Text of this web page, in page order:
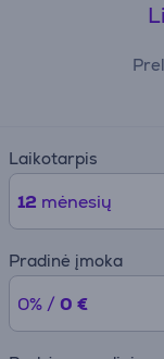
Laikotarpis
12 mėnesių
Pradinė įmoka
0% / 0 €